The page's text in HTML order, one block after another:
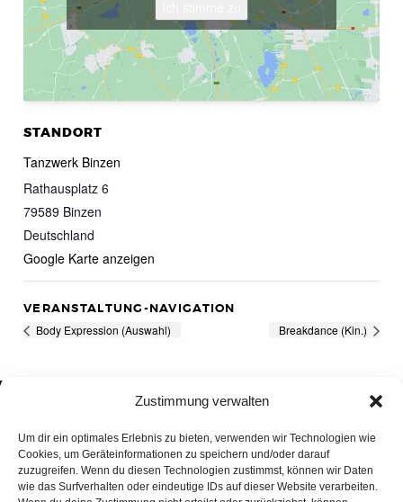
Zustimmung verwalten
Um dir ein optimales Erlebnis zu bieten, verwenden wir Technologien wie
Cookies, um Geräteinformationen zu speichern und/oder darauf
zuzugreifen. Wenn du diesen Technologien zustimmst, können wir Daten
wie das Surfverhalten oder eindeutige IDs auf dieser Website verarbeiten.
STANDORT
Tanzwerk Binzen
Rathausplatz 6
79589 Binzen
Deutschland
Google Karte anzeigen
VERANSTALTUNG-NAVIGATION
Body Expression (Auswahl) Breakdance (Kin.)